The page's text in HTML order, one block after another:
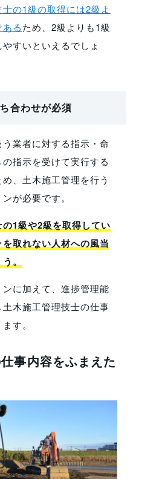
の1級の取得には2級よ
るため、2級よりも1級
すいといえるでしょ
合わせが必須
業者に対する指示・命
指示を受けて実行する
、土木施工管理を行う
が必要です。
1級や2級を取得してい
取れない人材への風当
。
に加えて、進捗管理能
木施工管理技士の仕事
す。
事内容をふまえた